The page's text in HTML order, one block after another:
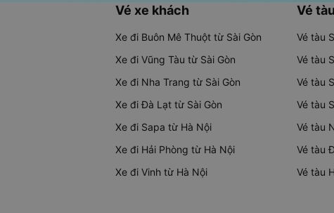
Vé xe khách
Xe đi Buôn Mê Thuột từ Sài Gòn
Xe đi Vũng Tàu từ Sài Gòn
Xe đi Nha Trang từ Sài Gòn
Xe đi Đà Lạt từ Sài Gòn
Xe đi Sapa từ Hà Nội
Xe đi Hải Phòng từ Hà Nội
Xe đi Vinh từ Hà Nội
Vé
Vé tàu
Vé tàu
Vé tàu
Vé tàu
Vé tàu
Vé tàu
Vé tàu